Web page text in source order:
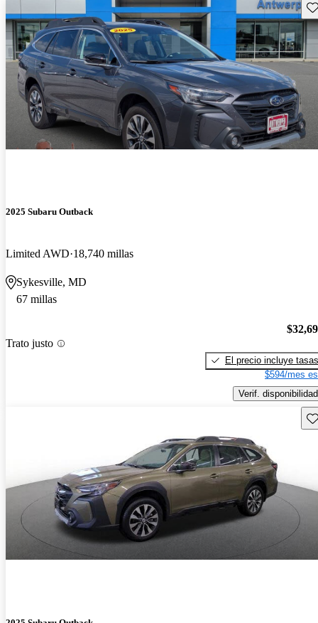
2025 Subaru Outback
Limited AWD 18,740 millas
Sykesville, MD
67 millas
Trato justo
El precio incluye tasas
$594/mes
Verif. disponibilidad